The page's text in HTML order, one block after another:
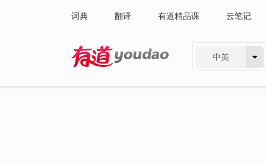
词典 翻译 有道精品课 云笔记
中英